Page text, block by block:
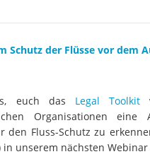
Schutz der Flüsse vor dem
euch das Legal Toolkit
Organisationen
den Fluss-Schutz zu
in unserem nächsten